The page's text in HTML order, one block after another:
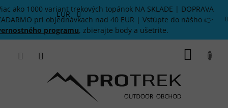
Prejsť
na
obsah
ako 1000 variant trekových topánok NA SKLADE | DOPRAVA
pri objednávkach nad 40 EUR | Vstúpte do nášho 👉
programu, zbierajte body a ušetrite.
EUR